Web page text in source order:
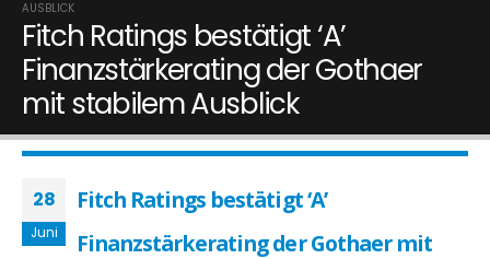
AUSBLICK
Fitch Ratings bestätigt ‘A’
Finanzstärkerating der Gothaer
mit stabilem Ausblick
28
Juni
Fitch Ratings bestätigt ‘A’
Finanzstärkerating der Gothaer mit